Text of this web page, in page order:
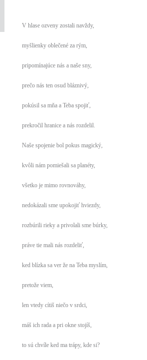
V hlase ozveny zostali navždy,
myšlienky oblečené za rým,
pripomínajúce nás a naše sny,
prečo nás ten osud bláznivý,
pokúsil sa mňa a Teba spojiť,
prekročil hranice a nás rozdelil.
Naše spojenie bol pokus magický,
kvôli nám pomiešali sa planéty,
všetko je mimo rovnováhy,
nedokázali sme upokojiť hviezdy,
rozbúrili rieky a privolali sme búrky,
práve tie mali nás rozdeliť,
ked blízka sa ver že na Teba myslím,
pretože viem,
len vtedy cítiš niečo v srdci,
máš ich rada a pri okne stojíš,
to sú chvíle ked ma trápy, kde si?